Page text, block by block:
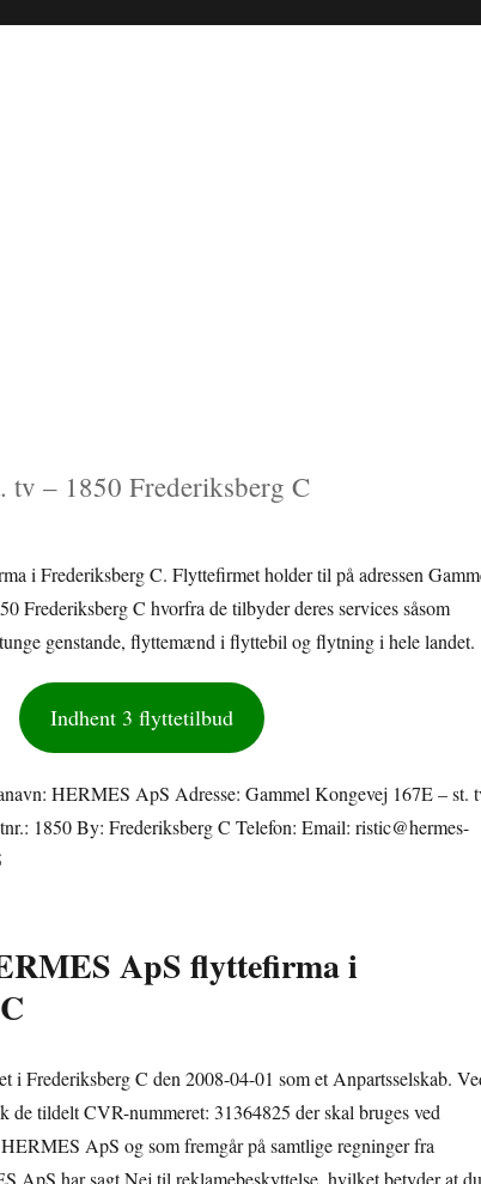
tv – 1850 Frederiksberg C
i Frederiksberg C. Flyttefirmet holder til på adressen
Frederiksberg C hvorfra de tilbyder deres services såsom
genstande, flyttemænd i flyttebil og flytning i hele landet.
Indhent 3 flyttetilbud
HERMES ApS Adresse: Gammel Kongevej 167E – st.
1850 By: Frederiksberg C Telefon: Email: ristic@hermes-
ApS flyttefirma i
i Frederiksberg C den 2008-04-01 som et Anpartsselskab.
de tildelt CVR-nummeret: 31364825 der skal bruges ved
ApS og som fremgår på samtlige regninger fra